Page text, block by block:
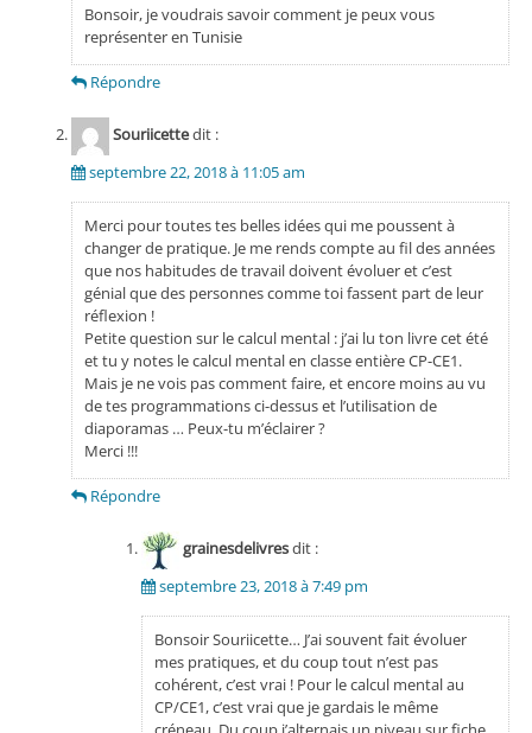
Bonsoir, je voudrais savoir comment je peux vous
représenter en Tunisie
Répondre
Souriicettedit :
septembre 22, 2018 à 11:05 am
Merci pour toutes tes belles idées qui me poussent à
changer de pratique. Je me rends compte au fil des années
que nos habitudes de travail doivent évoluer et c’est
génial que des personnes comme toi fassent part de leur
réflexion !
Petite question sur le calcul mental : j’ai lu ton livre cet été
et tu y notes le calcul mental en classe entière CP-CE1.
Mais je ne vois pas comment faire, et encore moins au vu
de tes programmations ci-dessus et l’utilisation de
diaporamas … Peux-tu m’éclairer ?
Merci !!!
Répondre
grainesdelivresdit :
septembre 23, 2018 à 7:49 pm
Bonsoir Souriicette… J’ai souvent fait évoluer
mes pratiques, et du coup tout n’est pas
cohérent, c’est vrai ! Pour le calcul mental au
CP/CE1, c’est vrai que je gardais le même